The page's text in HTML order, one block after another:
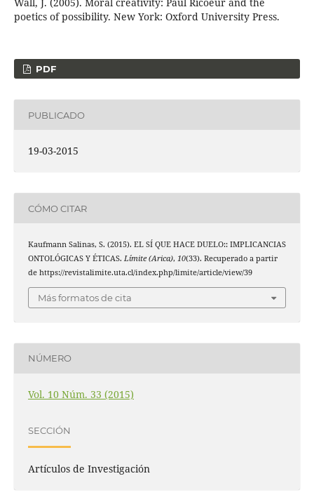
poetics of possibility. New York: Oxford University Press.
PDF
PUBLICADO
19-03-2015
CÓMO CITAR
Kaufmann Salinas, S. (2015). EL SÍ QUE HACE DUELO:: IMPLICANCIAS
ONTOLÓGICAS Y ÉTICAS. Límite (Arica), 10(33). Recuperado a partir
de https://revistalimite.uta.cl/index.php/limite/article/view/39
Más formatos de cita
NÚMERO
Vol. 10 Núm. 33 (2015)
SECCIÓN
Artículos de Investigación